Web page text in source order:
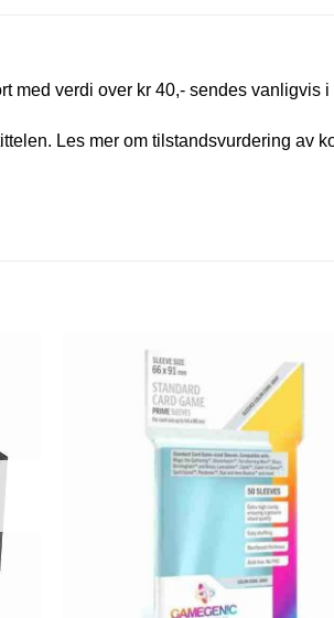
med verdi over kr 40,- sendes vanligvis i
Les mer om tilstandsvurdering av